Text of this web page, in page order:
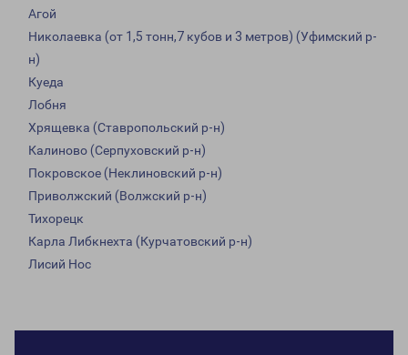
Агой
Николаевка (от 1,5 тонн,7 кубов и 3 метров) (Уфимский р-
н)
Куеда
Лобня
Хрящевка (Ставропольский р-н)
Калиново (Серпуховский р-н)
Покровское (Неклиновский р-н)
Приволжский (Волжский р-н)
Тихорецк
Карла Либкнехта (Курчатовский р-н)
Лисий Нос